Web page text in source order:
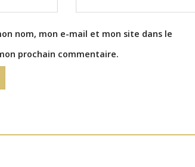
nom, mon e-mail et mon site dans le
prochain commentaire.